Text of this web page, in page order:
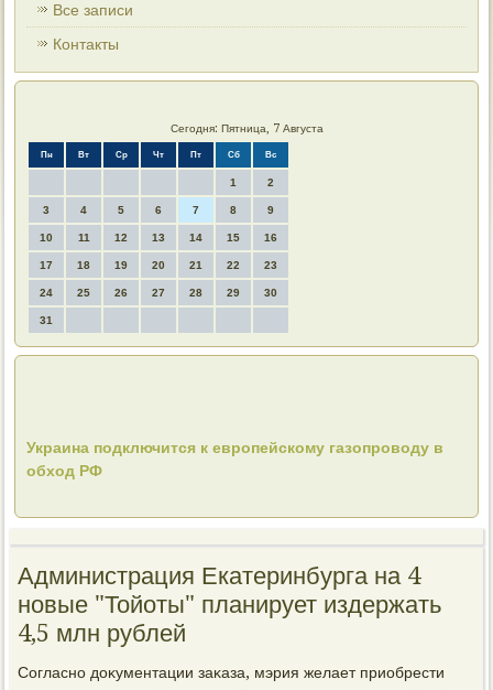
Все записи
Контакты
Сегодня: Пятница, 7 Августа
Пн Вт Ср Чт Пт Сб Вс
1 2
3 4 5 6 7 8 9
10 11 12 13 14 15 16
17 18 19 20 21 22 23
24 25 26 27 28 29 30
31
Украина подключится к европейскому газопроводу в
обход РФ
Администрация Екатеринбурга на 4
новые "Тойоты" планирует издержать
4,5 млн рублей
Согласно дοκументации заκаза, мэрия желает приобрести